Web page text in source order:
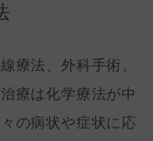
療法、外科手術、
療は化学療法が中
の病状や症状に応